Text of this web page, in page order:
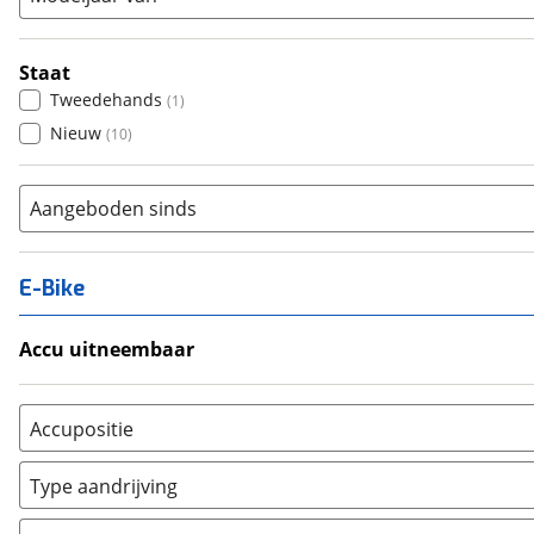
Staat
Tweedehands (1)
Nieuw (10)
Aangeboden sinds
E-Bike
Accu uitneembaar
Nee, vast (0)
Accupositie
Bagagedrager (0)
Frame (0 )
Type aandrijving
Achterwiel (0)